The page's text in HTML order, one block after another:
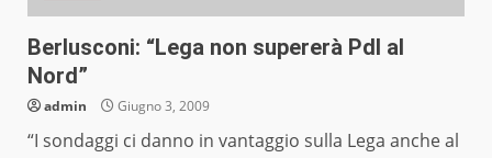
Berlusconi: “Lega non supererà Pdl al
Nord”
admin Giugno 3, 2009
“I sondaggi ci danno in vantaggio sulla Lega anche al